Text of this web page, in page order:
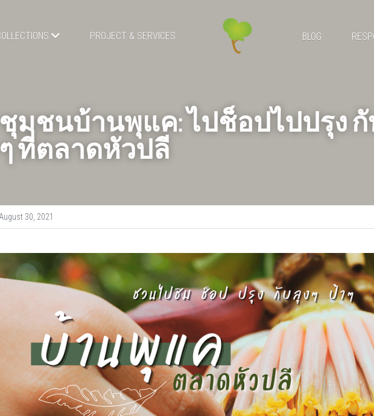
PROJECT & SERVICES BLOG
ชุมชนบ้านพุแค: ไปช็อปไปปรุง กั
ๆ ที่ตลาดหัวปลี
August 30, 2021